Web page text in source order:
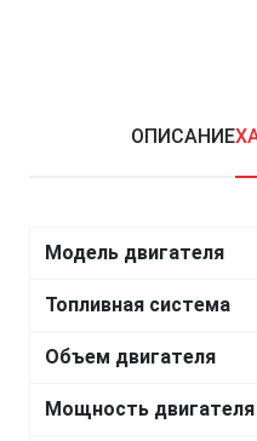
ОПИСАНИЕ
Модель двигателя
Топливная система
Объем двигателя
Мощность двигателя